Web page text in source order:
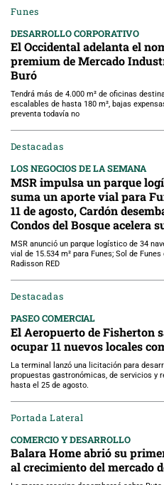
Funes
DESARROLLO CORPORATIVO
El Occidental adelanta el
premium de Mercado
Buró
Tendrá más de 4.000 m² de oficinas
escalables de hasta 180 m², bajas
preventa todavía no
Destacadas
LOS NEGOCIOS DE LA SEMANA
MSR impulsa un parque
suma un aporte vial para
11 de agosto, Cardón
Condos del Bosque acelera
MSR anunció un parque logístico de 34
vial de 15.534 m² para Funes; Sol de
Radisson RED
Destacadas
PASEO COMERCIAL
El Aeropuerto de Fisherton
ocupar 11 nuevos locales
La terminal lanzó una licitación para
propuestas gastronómicas, de servicios y
hasta el 25 de agosto.
Portada Lateral
COMERCIO Y DESARROLLO
Balara Home abrió su
al crecimiento del mercado